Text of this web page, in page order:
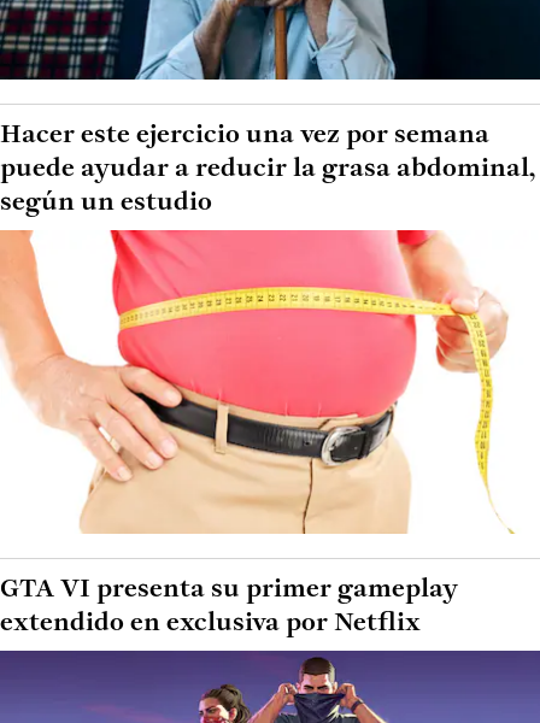
Hacer este ejercicio una vez por semana
puede ayudar a reducir la grasa abdominal,
según un estudio
GTA VI presenta su primer gameplay
extendido en exclusiva por Netflix